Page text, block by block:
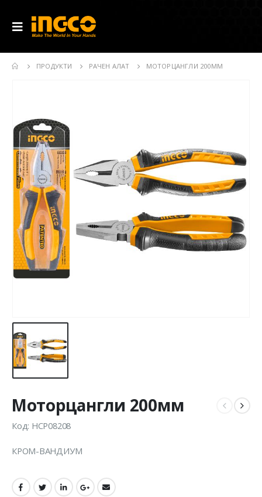
ПРОДУКТИ РАЧЕН АЛАТ МОТОРЦАНГЛИ 200ММ
Моторцангли 200мм
Код: HCP08208
КРОМ-ВАНДИУМ